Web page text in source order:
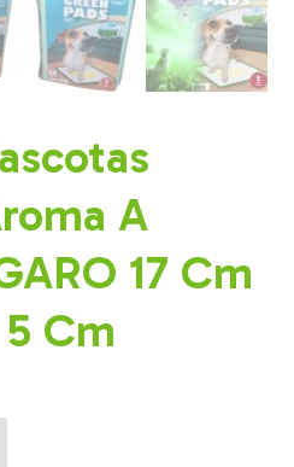
A
17 Cm
Cm